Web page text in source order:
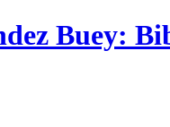
Buey: